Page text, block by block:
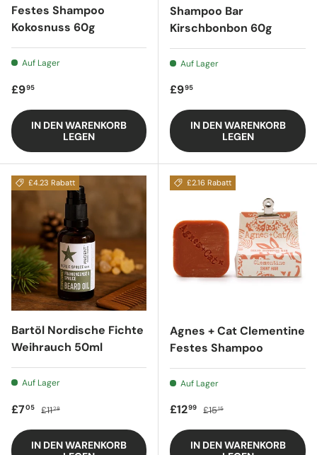
Festes Shampoo
Kokosnuss 60g
Auf Lager
Regulärer Preis
£995
IN DEN WARENKORB
LEGEN
Shampoo Bar
Kirschbonbon 60g
Auf Lager
Regulärer Preis
£995
IN DEN WARENKORB
LEGEN
£4.23 Rabatt
Bartöl Nordische Fichte
Weihrauch 50ml
Auf Lager
Verkaufspreis
£705 Regulärer Preis
£1128
IN DEN WARENKORB
£2.16 Rabatt
Agnes + Cat Clementine
Festes Shampoo
Auf Lager
Verkaufspreis
£1299 Regulärer Preis
£1515
IN DEN WARENKORB